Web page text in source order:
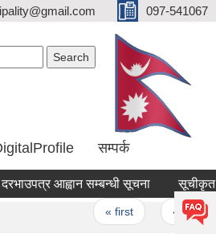
097-541067
सम्पर्क
आह्वान सम्बन्धी सूचना सूचीकृत
« first ‹ previous